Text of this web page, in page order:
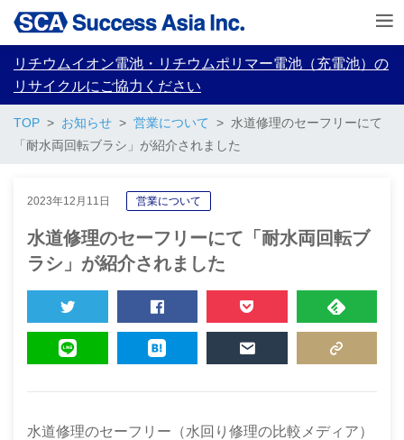
リチウムイオン電池・リチウムポリマー電池（充電池）の
リサイクルにご協力ください
TOP お知らせ 営業について
水道修理のセーフリーにて
「耐水両回転ブラシ」が紹介されました
2023年12月11日 営業について
水道修理のセーフリーにて「耐水両回転ブ
ラシ」が紹介されました
TWEET SHARE POCKET FEEDLY
水道修理のセーフリー（水回り修理の比較メディア）